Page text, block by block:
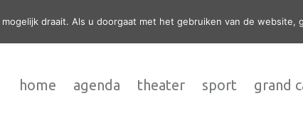
home agenda theater sport grand
draait. Als u doorgaat met het gebruiken van de website,